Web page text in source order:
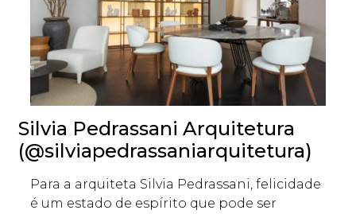
Silvia Pedrassani Arquitetura
(@silviapedrassaniarquitetura)
Para a arquiteta Silvia Pedrassani, felicidade
é um estado de espírito que pode ser